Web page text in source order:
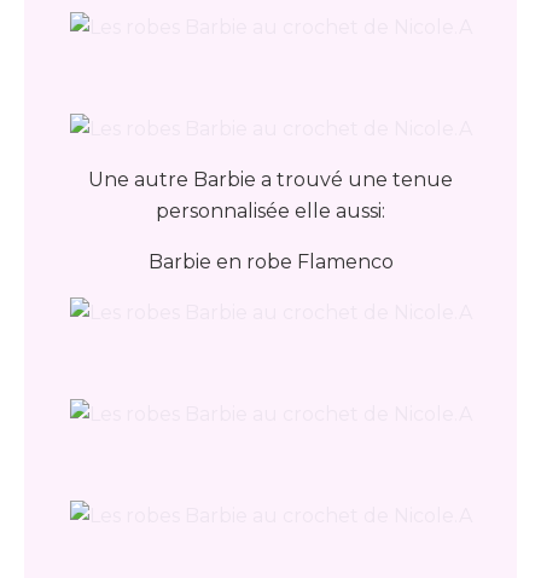
Une autre Barbie a trouvé une tenue
personnalisée elle aussi:
Barbie en robe Flamenco